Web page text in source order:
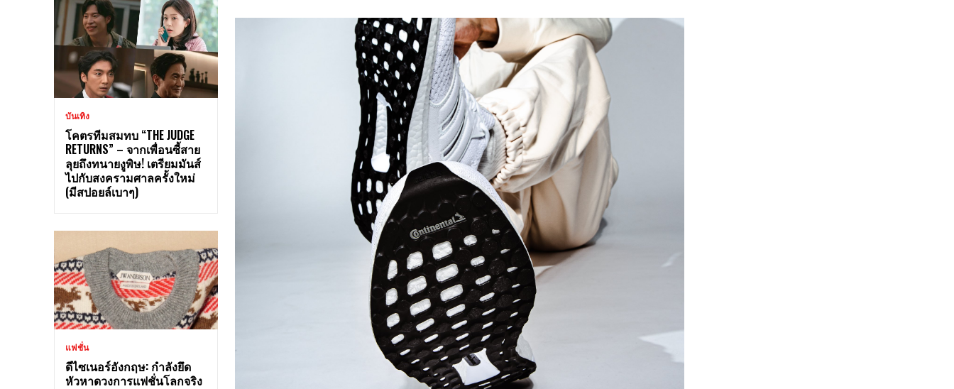
บันเทิง
โคตรทีมสมทบ “THE JUDGE
RETURNS” – จากเพื่อนซี้สาย
ลุยถึงทนายงูพิษ! เตรียมมันส์
ไปกับสงครามศาลครั้งใหม่
(มีสปอยล์เบาๆ)
แฟชั่น
ดีไซเนอร์อังกฤษ: กำลังยึด
หัวหาดวงการแฟชั่นโลกจริง